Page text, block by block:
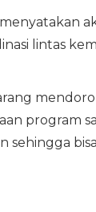
lintas
program
sehingga